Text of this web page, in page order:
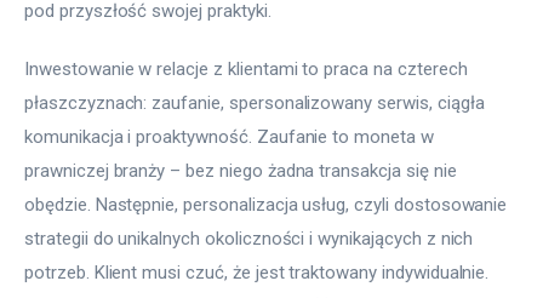
pod przyszłość swojej praktyki.
Inwestowanie w relacje z klientami to praca na czterech
płaszczyznach: zaufanie, spersonalizowany serwis, ciągła
komunikacja i proaktywność. Zaufanie to moneta w
prawniczej branży – bez niego żadna transakcja się nie
obędzie. Następnie, personalizacja usług, czyli dostosowanie
strategii do unikalnych okoliczności i wynikających z nich
potrzeb. Klient musi czuć, że jest traktowany indywidualnie.